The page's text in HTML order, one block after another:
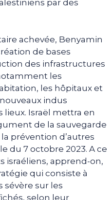
par des
achevée, Benyamin
de bases
des infrastructures
les
les hôpitaux et
indus
lieux. Israël mettra en
de la sauvegarde
prévention d’autres
du 7 octobre 2023. A ce
israéliens, apprend-on,
qui consiste à
sévère sur les
selon leur